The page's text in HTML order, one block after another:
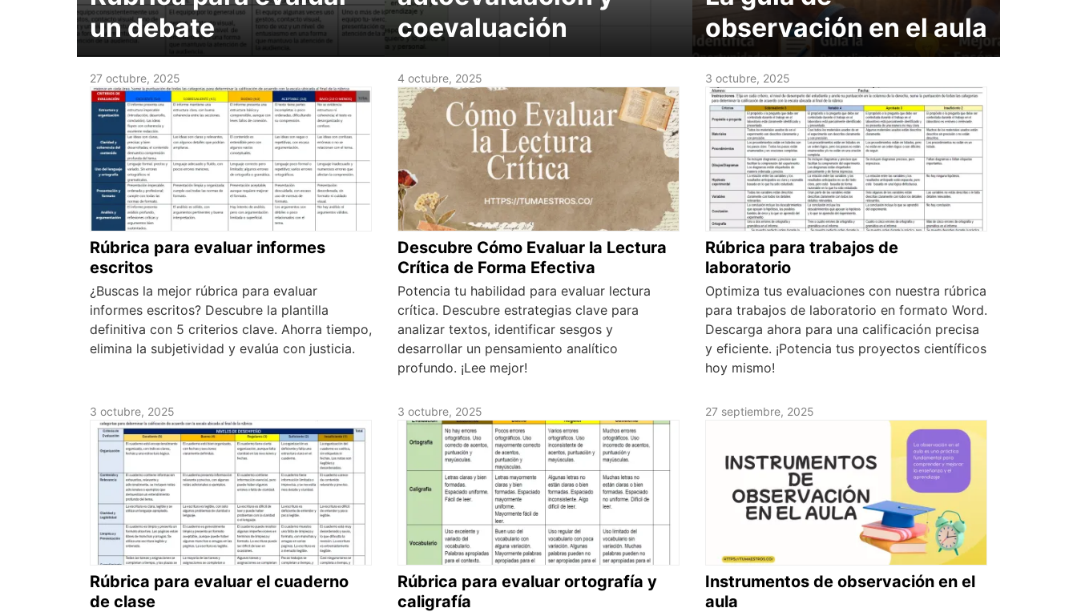
un debate
coevaluación
observación en el aula
27 octubre, 2025
Rúbrica para evaluar informes
escritos
¿Buscas la mejor rúbrica para evaluar
informes escritos? Descubre la plantilla
definitiva con 5 criterios clave. Ahorra tiempo,
elimina la subjetividad y evalúa con justicia.
4 octubre, 2025
Descubre Cómo Evaluar la Lectura
Crítica de Forma Efectiva
Potencia tu habilidad para evaluar lectura
crítica. Descubre estrategias clave para
analizar textos, identificar sesgos y
desarrollar un pensamiento analítico
profundo. ¡Lee mejor!
3 octubre, 2025
Rúbrica para trabajos de
laboratorio
Optimiza tus evaluaciones con nuestra rúbrica
para trabajos de laboratorio en formato Word.
Descarga ahora para una calificación precisa
y eficiente. ¡Potencia tus proyectos científicos
hoy mismo!
3 octubre, 2025
Rúbrica para evaluar el cuaderno
de clase
3 octubre, 2025
Rúbrica para evaluar ortografía y
caligrafía
27 septiembre, 2025
Instrumentos de observación en el
aula